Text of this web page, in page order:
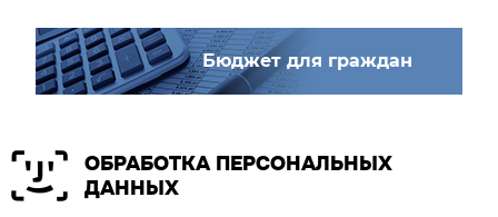
Бюджет для граждан
ОБРАБОТКА ПЕРСОНАЛЬНЫХ
ДАННЫХ